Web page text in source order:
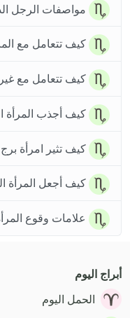
مواصفات الرجل
كيف تتعامل مع
كيف تتعامل مع
كيف أجذب المرأة
كيف تثير امرأة
كيف أجعل المرأة
علامات وقوع
أبراج اليوم
الحمل اليوم